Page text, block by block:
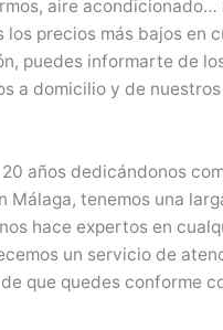
aire acondicionado…
los precios más bajos en
puedes informarte de
a domicilio y de
20 años dedicándonos
Málaga, tenemos una
hace expertos en
un servicio de
que quedes conforme